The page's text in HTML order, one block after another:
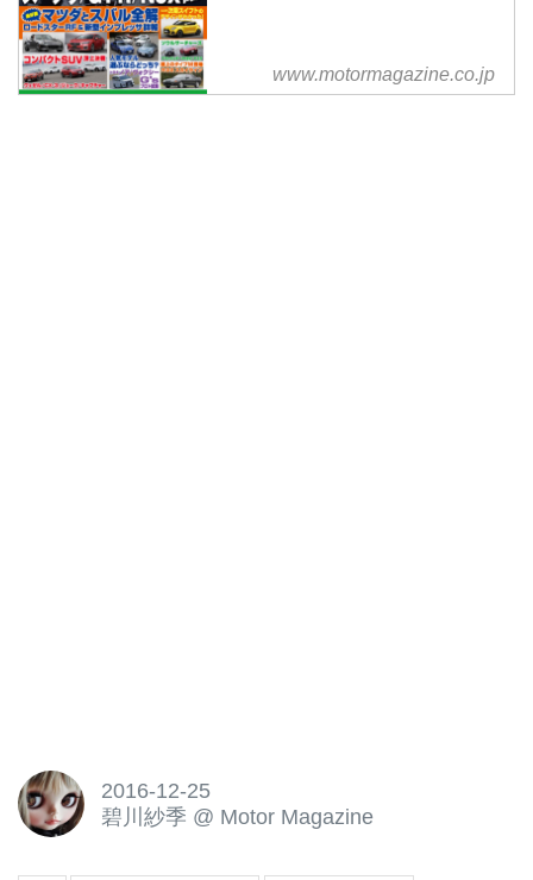
www.motormagazine.co.jp
2016-12-25
碧川紗季 @ Motor Magazine